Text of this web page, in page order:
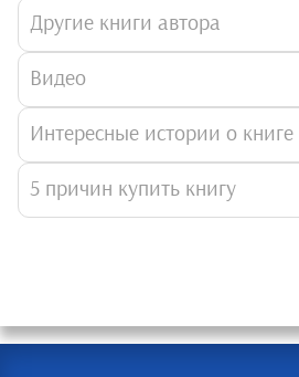
Другие книги автора
Видео
Интересные истории о книге
5 причин купить книгу